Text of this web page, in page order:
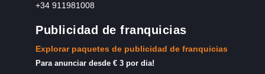
+34 911981008
Publicidad de franquicias
Explorar paquetes de publicidad de franquicias
Para anunciar desde € 3 por dia!